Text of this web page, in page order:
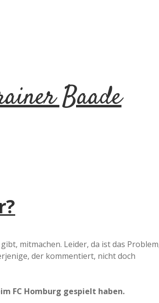
mitmachen. Leider, da ist das
der kommentiert, nicht doch
FC Homburg gespielt haben.